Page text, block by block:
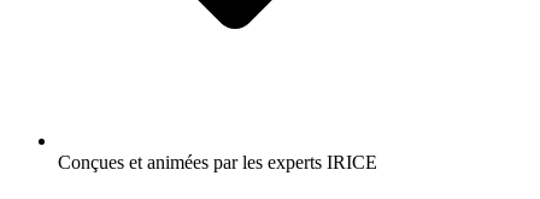
Conçues et animées par les experts IRICE